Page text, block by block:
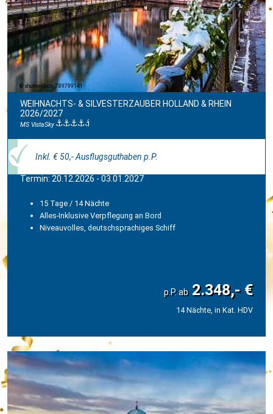
shutterstock_789799141
WEIHNACHTS- & SILVESTERZAUBER HOLLAND & RHEIN
2026/2027
MS VistaSky
Inkl. € 50,- Ausflugsguthaben p.P.
Termin: 20.12.2026 - 03.01.2027
15 Tage / 14 Nächte
Alles-Inklusive Verpflegung an Bord
Niveauvolles, deutschsprachiges Schiff
2.348,- €
14 Nächte, in Kat. HDV